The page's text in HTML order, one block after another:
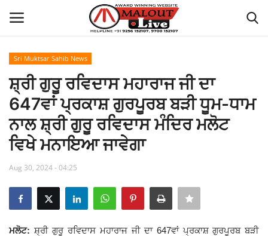
Home
About Us
How to Reach Malout
Privacy Policy
Malout News
Sri Muktsar Sahib News
ਸ਼੍ਰੀ ਗੁਰੂ ਰਵਿਦਾਸ ਮਹਾਰਾਜ ਜੀ ਦਾ
647ਵਾਂ ਪ੍ਰਕਾਸ਼ ਗੁਰਪੂਰਬ ਬੜੀ ਧੂਮ-ਧਾਮ
ਨਾਲ ਸ਼੍ਰੀ ਗੁਰੂ ਰਵਿਦਾਸ ਮੰਦਿਰ ਮਲੋਟ
ਵਿਖੇ ਮਨਾਇਆ ਜਾਵੇਗਾ
Aug 30, 2024 - 04:25
ਮਲੋਟ: ਸ਼੍ਰੀ ਗੁਰੂ ਰਵਿਦਾਸ ਮਹਾਰਾਜ ਜੀ ਦਾ 647ਵਾਂ ਪ੍ਰਕਾਸ਼ ਗੁਰਪੂਰਬ ਬੜੀ